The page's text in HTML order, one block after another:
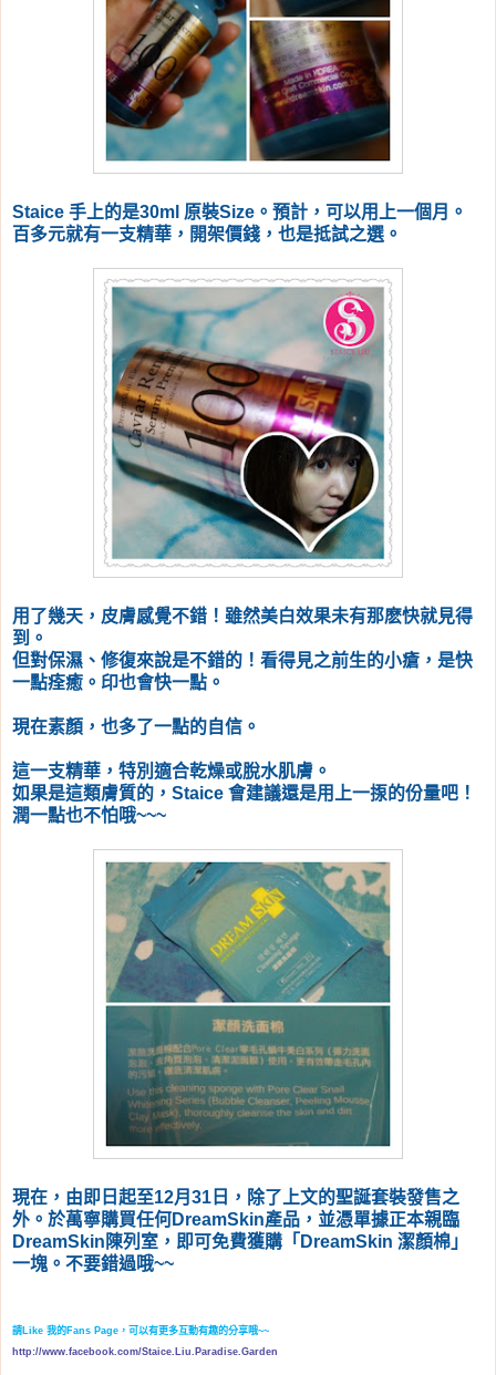
Staice 手上的是30ml 原裝Size。預計，可以用上一個月。
百多元就有一支精華，開架價錢，也是抵試之選。
用了幾天，皮膚感覺不錯！雖然美白效果未有那麽快就見得
到。
但對保濕、修復來說是不錯的！看得見之前生的小瘡，是快
一點痊癒。印也會快一點。
現在素顏，也多了一點的自信。
這一支精華，特別適合乾燥或脫水肌膚。
如果是這類膚質的，Staice 會建議還是用上一揼的份量吧！
潤一點也不怕哦~~~
現在，由即日起至12月31日，除了上文的聖誕套裝發售之
外。於萬寧購買任何DreamSkin產品，並憑單據正本親臨
DreamSkin陳列室，即可免費獲購「DreamSkin 潔顏棉」
一塊。不要錯過哦~~
請 Like 我的 Fans Page ，可以有更多互動有趣的分享哦~~
http://www.facebook.com/Staice.Liu.Paradise.Garden